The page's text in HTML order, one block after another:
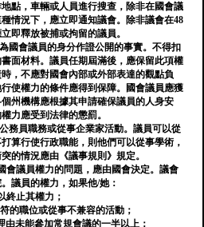
點，車輛或人員進行搜查，除非在國會議
情況下，應立即通知議會。除非議會在48
即釋放被捕或拘留的議員。
國會議員的身分作證公開的事實。不得扣
面材料。議員任期屆滿後，應保留此項權
，不應對國會內部或外部表達的觀點負
使權力的條件應得到保障。國會議員應獲
州機構應根據其申請確保議員的人身安
力應受到法律的懲罰。
務員職務或從事企業家活動。議員可以從
算行使行政職能，則他們可以從事學術，
的情況應由《議事規則》規定。
會議員權力的問題，應由國會決定。議會
議員的權力，如果他/她：
終止其權力；
的職位或從事不兼容的活動；
由未能參加常規會議的一半以上；